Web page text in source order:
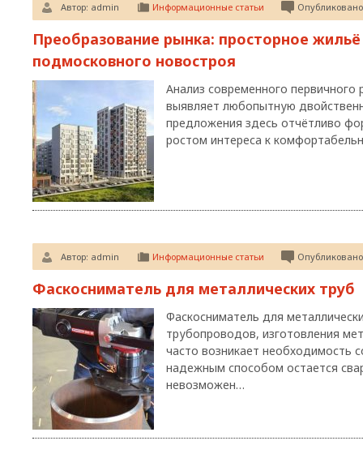
Автор: admin Информационные статьи
Преобразование рынка: просторное
подмосковного новостроя
Анализ современного
выявляет любопытную
предложения здесь отчётливо
ростом интереса к
Автор: admin Информационные статьи
Фаскосниматель для металлических труб
Фаскосниматель для
трубопроводов, изготовления
часто возникает необходимость
надежным способом остается
невозможен…